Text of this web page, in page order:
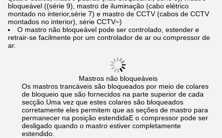
bloqueável ((série 9), mastro de iluminação (cabo elétrico
montado no interior,série 7) e mastro de CCTV (cabos de CCTV
montados no interior), série CCTV~)
O mastro não bloqueável pode ser controlado, estender e
retrair-se facilmente por um controlador de ar ou compressor de
ar.
Mastros não bloqueáveis
Os mastros trancáveis são bloqueados por meio de colares
de bloqueio que são fornecidos na parte superior de cada
secção.Uma vez que estes colares são bloqueados
corretamente eles permitem que as seções de mastro para
permanecer na posição estendidaE o compressor pode ser
desligado quando o mastro estiver completamente
estendido.